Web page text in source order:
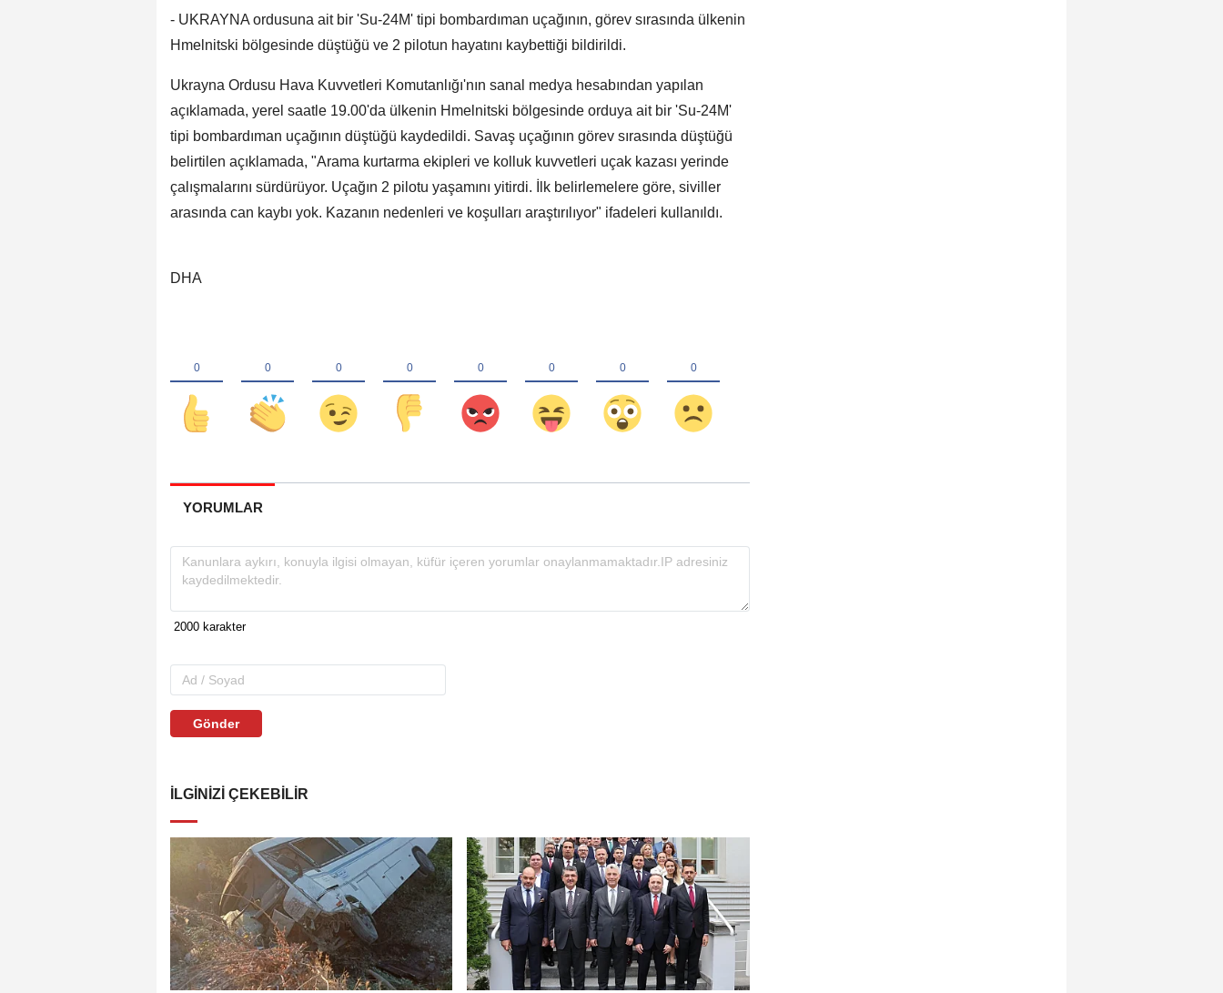
- UKRAYNA ordusuna ait bir 'Su-24M' tipi bombardıman uçağının, görev sırasında ülkenin
Hmelnitski bölgesinde düştüğü ve 2 pilotun hayatını kaybettiği bildirildi.
Ukrayna Ordusu Hava Kuvvetleri Komutanlığı'nın sanal medya hesabından yapılan
açıklamada, yerel saatle 19.00'da ülkenin Hmelnitski bölgesinde orduya ait bir 'Su-24M'
tipi bombardıman uçağının düştüğü kaydedildi. Savaş uçağının görev sırasında düştüğü
belirtilen açıklamada, "Arama kurtarma ekipleri ve kolluk kuvvetleri uçak kazası yerinde
çalışmalarını sürdürüyor. Uçağın 2 pilotu yaşamını yitirdi. İlk belirlemelere göre, siviller
arasında can kaybı yok. Kazanın nedenleri ve koşulları araştırılıyor" ifadeleri kullanıldı.
DHA
YORUMLAR
Gönder
İLGINIZI ÇEKEBILIR